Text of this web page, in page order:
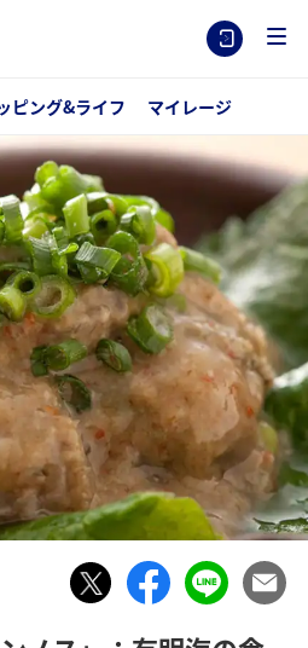
ピング&ライフ マイレージ